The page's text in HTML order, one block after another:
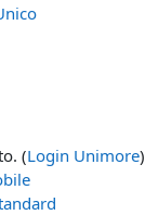
(Login Unimore)